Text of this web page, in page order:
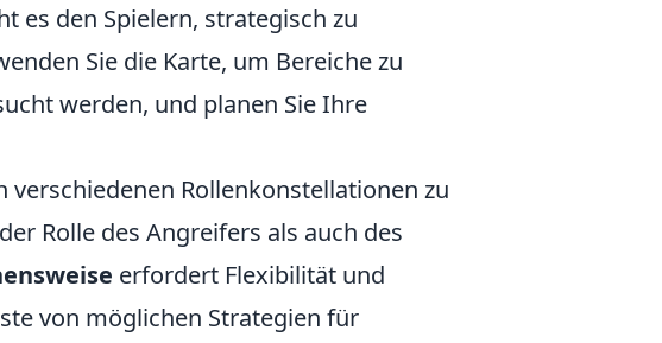
es den Spielern, strategisch zu
Sie die Karte, um Bereiche zu
werden, und planen Sie Ihre
Rollenkonstellationen zu
Rolle des Angreifers als auch des
erfordert Flexibilität und
von möglichen Strategien für